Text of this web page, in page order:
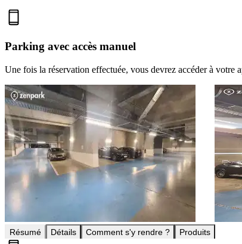
Parking avec accès manuel
Une fois la réservation effectuée, vous devrez accéder à
Résumé Détails Comment s'y rendre ? Produits